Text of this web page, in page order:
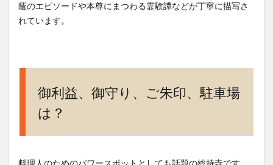
蔭のエピソードや本尊にまつわる霊験譚などが丁寧に描写さ
れています。
御利益、御守り、ご朱印、駐車場
は？